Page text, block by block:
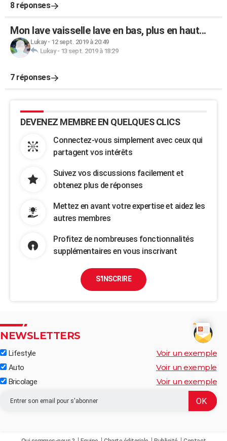
8 réponses
Mon lave vaisselle lave en bas, plus en haut...
Lukay- 12 sept. 2019 à 20:49
Lukay- 13 sept. 2019 à 18:29
7 réponses
DEVENEZ MEMBRE EN QUELQUES CLICS
Connectez-vous simplement avec ceux qui
partagent vos intérêts
Suivez vos discussions facilement et
obtenez plus de réponses
Mettez en avant votre expertise et aidez les
autres membres
Profitez de nombreuses fonctionnalités
supplémentaires en vous inscrivant
S'INSCRIRE
NEWSLETTERS
Lifestyle Voir un exemple
Auto Voir un exemple
Bricolage Voir un exemple